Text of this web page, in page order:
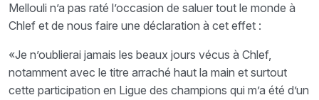
Mellouli n’a pas raté l’occasion de saluer tout le monde à
Chlef et de nous faire une déclaration à cet effet :
«Je n’oublierai jamais les beaux jours vécus à Chlef,
notamment avec le titre arraché haut la main et surtout
cette participation en Ligue des champions qui m’a été d’un